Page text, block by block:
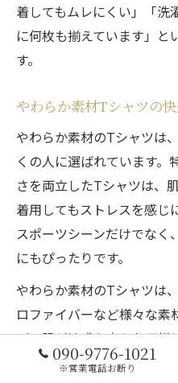
着してもムレにくい」「洗
に何枚も揃えています」と
す。
やわらか素材Tシャツの
やわらか素材のTシャツは
くの人に選ばれています
さを両立したTシャツは、
着用してもストレスを感じ
スポーツシーンだけでなく
にもぴったりです。
やわらか素材のTシャツは
ロファイバーなど様々な素
ば、肌が敏感な方やお子様
な魅力です。また、Tシャ
090-9776-1021
※営業電話お断り